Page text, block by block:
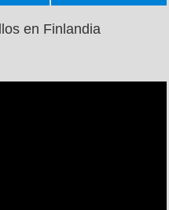
en Finlandia